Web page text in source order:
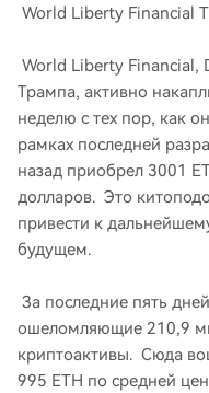
World Liberty Financial
World Liberty Financial,
Трампа, активно
неделю с тех пор, как
рамках последней
назад приобрел 3001
долларов. Это
привести к
будущем.
За последние пять
ошеломляющие 210,9
криптоактивы. Сюда
995 ETH по средней